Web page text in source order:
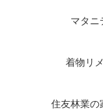
マタニ
着物リ
住友林業の